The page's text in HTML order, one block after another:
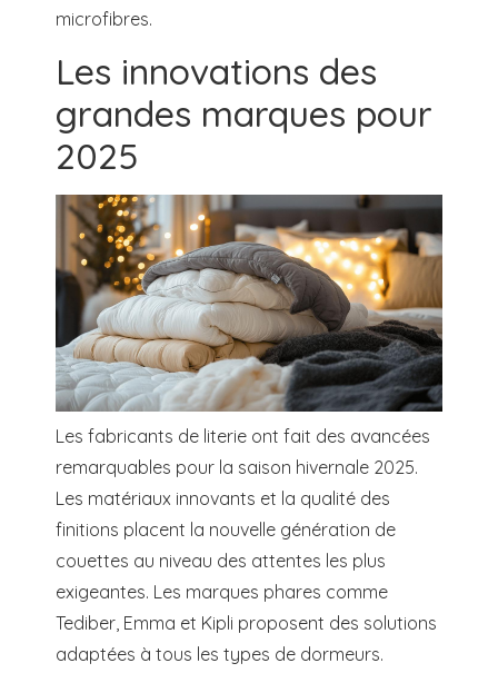
microfibres.
Les innovations des
grandes marques pour
2025
Les fabricants de literie ont fait des avancées
remarquables pour la saison hivernale 2025.
Les matériaux innovants et la qualité des
finitions placent la nouvelle génération de
couettes au niveau des attentes les plus
exigeantes. Les marques phares comme
Tediber, Emma et Kipli proposent des solutions
adaptées à tous les types de dormeurs.